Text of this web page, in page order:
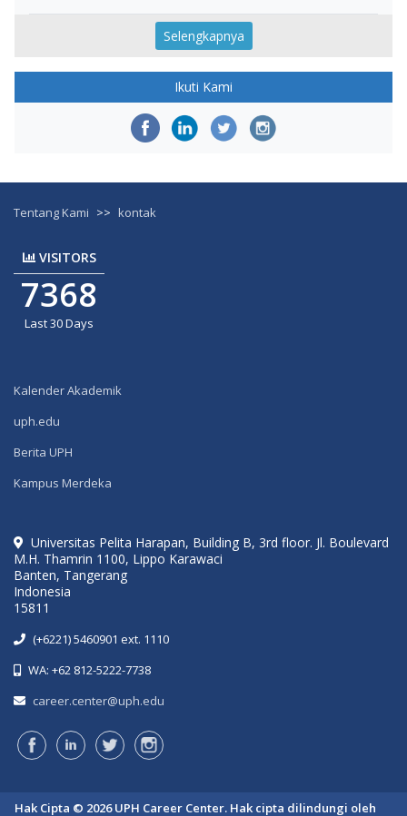
Selengkapnya
Ikuti Kami
Tentang Kami >> kontak
VISITORS
7368
Last 30 Days
Kalender Akademik
uph.edu
Berita UPH
Kampus Merdeka
Universitas Pelita Harapan, Building B, 3rd floor. Jl. Boulevard
M.H. Thamrin 1100, Lippo Karawaci
Banten, Tangerang
Indonesia
15811
(+6221) 5460901 ext. 1110
WA: +62 812-5222-7738
career.center@uph.edu
Hak Cipta © 2026 UPH Career Center. Hak cipta dilindungi oleh